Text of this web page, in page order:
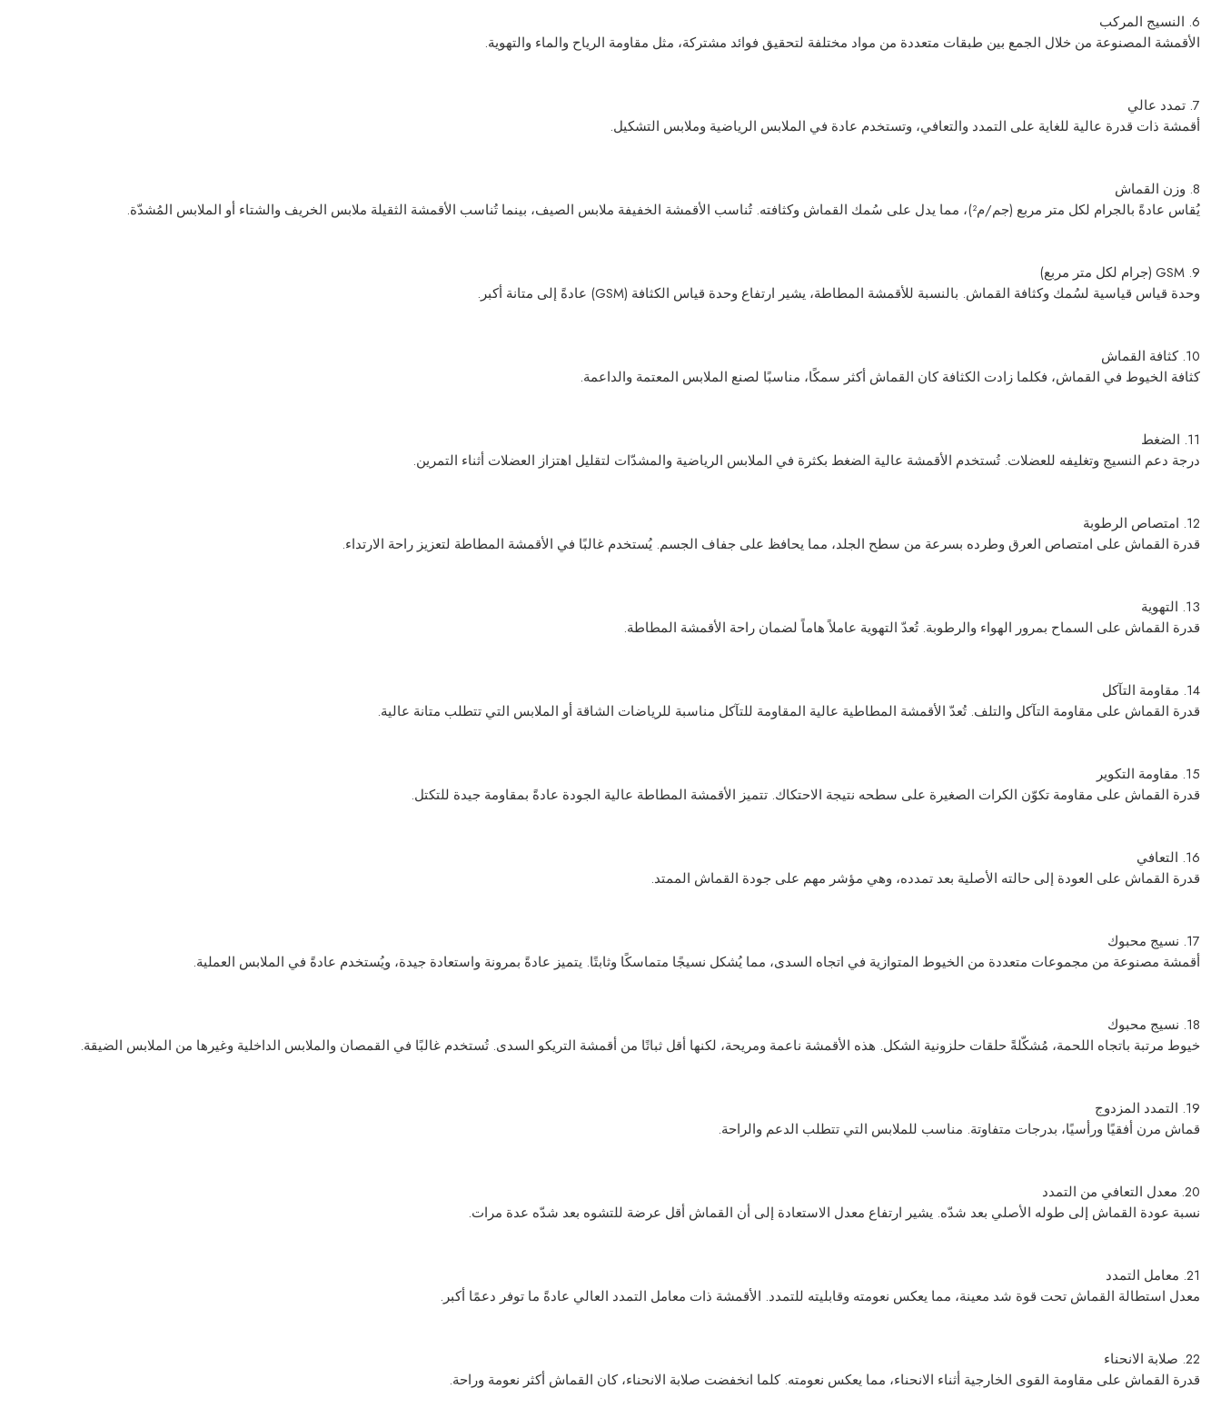
6. النسيج المركب
الأقمشة المصنوعة من خلال الجمع بين طبقات متعددة من مواد مختلفة لتحقيق فوائد مشتركة، مثل مقاومة الرياح والماء والتهوية.
7. تمدد عالي
أقمشة ذات قدرة عالية للغاية على التمدد والتعافي، وتستخدم عادة في الملابس الرياضية وملابس التشكيل.
8. وزن القماش
يُقاس عادةً بالجرام لكل متر مربع (جم/م²)، مما يدل على سُمك القماش وكثافته. تُناسب الأقمشة الخفيفة ملابس الصيف، بينما تُناسب الأقمشة الثقيلة ملابس الخريف والشتاء أو الملابس المُشدّة.
9. GSM (جرام لكل متر مربع)
وحدة قياس قياسية لسُمك وكثافة القماش. بالنسبة للأقمشة المطاطة، يشير ارتفاع وحدة قياس الكثافة (GSM) عادةً إلى متانة أكبر.
10. كثافة القماش
كثافة الخيوط في القماش، فكلما زادت الكثافة كان القماش أكثر سمكًا، مناسبًا لصنع الملابس المعتمة والداعمة.
11. الضغط
درجة دعم النسيج وتغليفه للعضلات. تُستخدم الأقمشة عالية الضغط بكثرة في الملابس الرياضية والمشدّات لتقليل اهتزاز العضلات أثناء التمرين.
12. امتصاص الرطوبة
قدرة القماش على امتصاص العرق وطرده بسرعة من سطح الجلد، مما يحافظ على جفاف الجسم. يُستخدم غالبًا في الأقمشة المطاطة لتعزيز راحة الارتداء.
13. التهوية
قدرة القماش على السماح بمرور الهواء والرطوبة. تُعدّ التهوية عاملاً هاماً لضمان راحة الأقمشة المطاطة.
14. مقاومة التآكل
قدرة القماش على مقاومة التآكل والتلف. تُعدّ الأقمشة المطاطية عالية المقاومة للتآكل مناسبة للرياضات الشاقة أو الملابس التي تتطلب متانة عالية.
15. مقاومة التكوير
قدرة القماش على مقاومة تكوّن الكرات الصغيرة على سطحه نتيجة الاحتكاك. تتميز الأقمشة المطاطة عالية الجودة عادةً بمقاومة جيدة للتكتل.
16. التعافي
قدرة القماش على العودة إلى حالته الأصلية بعد تمدده، وهي مؤشر مهم على جودة القماش الممتد.
17. نسيج محبوك
أقمشة مصنوعة من مجموعات متعددة من الخيوط المتوازية في اتجاه السدى، مما يُشكل نسيجًا متماسكًا وثابتًا. يتميز عادةً بمرونة واستعادة جيدة، ويُستخدم عادةً في الملابس العملية.
18. نسيج محبوك
خيوط مرتبة باتجاه اللحمة، مُشكّلةً حلقات حلزونية الشكل. هذه الأقمشة ناعمة ومريحة، لكنها أقل ثباتًا من أقمشة التريكو السدى. تُستخدم غالبًا في القمصان والملابس الداخلية وغيرها من الملابس الضيقة.
19. التمدد المزدوج
قماش مرن أفقيًا ورأسيًا، بدرجات متفاوتة. مناسب للملابس التي تتطلب الدعم والراحة.
20. معدل التعافي من التمدد
نسبة عودة القماش إلى طوله الأصلي بعد شدّه. يشير ارتفاع معدل الاستعادة إلى أن القماش أقل عرضة للتشوه بعد شدّه عدة مرات.
21. معامل التمدد
معدل استطالة القماش تحت قوة شد معينة، مما يعكس نعومته وقابليته للتمدد. الأقمشة ذات معامل التمدد العالي عادةً ما توفر دعمًا أكبر.
22. صلابة الانحناء
قدرة القماش على مقاومة القوى الخارجية أثناء الانحناء، مما يعكس نعومته. كلما انخفضت صلابة الانحناء، كان القماش أكثر نعومة وراحة.